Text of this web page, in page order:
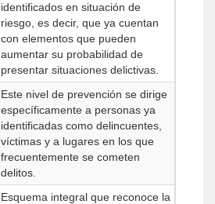
identificados en situación de
riesgo, es decir, que ya cuentan
con elementos que pueden
aumentar su probabilidad de
presentar situaciones delictivas.
Este nivel de prevención se dirige
específicamente a personas ya
identificadas como delincuentes,
víctimas y a lugares en los que
frecuentemente se cometen
delitos.
Esquema integral que reconoce la